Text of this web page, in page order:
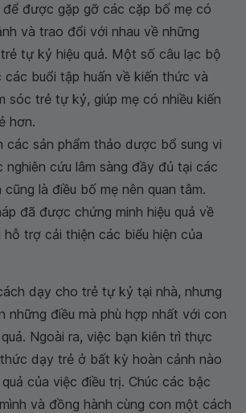
được gặp gỡ các cặp bố mẹ có
và trao đổi với nhau về những
tự kỷ hiệu quả. Một số câu lạc bộ
buổi tập huấn về kiến thức và
sóc trẻ tự kỷ, giúp mẹ có nhiều kiến
hơn.
các sản phẩm thảo dược bổ sung vi
cứu lâm sàng đầy đủ tại các
cũng là điều bố mẹ nên quan tâm.
đã được chứng minh hiệu quả về
trợ cải thiện các biểu hiện của
dạy cho trẻ tự kỷ tại nhà, nhưng
những điều mà phù hợp nhất với con
Ngoài ra, việc bạn kiên trì thực
dạy trẻ ở bất kỳ hoàn cảnh nào
của việc điều trị. Chúc các bậc
và đồng hành cùng con một cách